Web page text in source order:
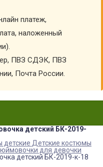
платеж,
наложенный
ПВЗ СДЭК, ПВЗ
Почта России.
детский БК-2019-
детские Детские костюмы
для девочки
детский БК-2019-к-18